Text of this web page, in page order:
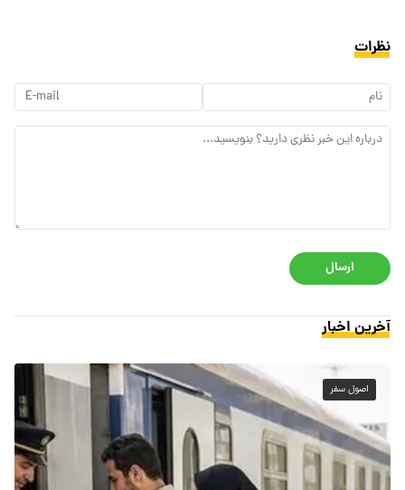
نظرات
ارسال
آخرین اخبار
اصول سفر